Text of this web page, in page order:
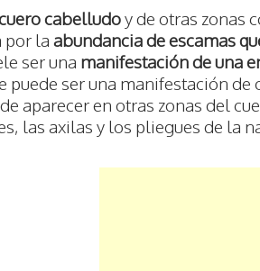
cabelludoy de otras zonas
por la abundancia de escamas
ser una manifestación de una
puede ser una manifestación
aparecer en otras zonas del
las axilas y los pliegues de la